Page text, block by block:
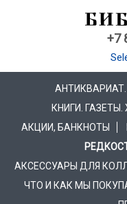
+7
КНИГИ.
АКЦИИ, БАНКНОТЫ
АКСЕССУАРЫ ДЛЯ
ЧТО И КАК МЫ